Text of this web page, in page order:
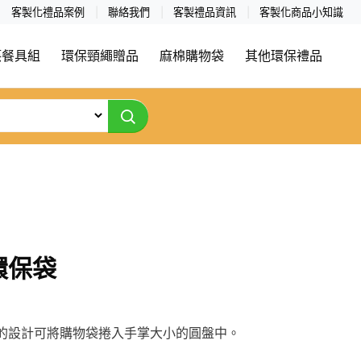
客製化禮品案例 聯絡我們 客製禮品資訊 客製化商品小知識
具組 環保頸繩贈品 麻棉購物袋 其他環保禮品
保袋
計可將購物袋捲入手掌大小的圓盤中。